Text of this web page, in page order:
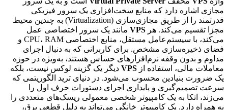
مجازی اشاره دارد که منابع سخت‌افزاری یک سرور فیزیکی
قدرتمند را از طریق مجازی‌سازی (Virtualization) به چندین محیط
مجزا تقسیم می‌کند. هر VPS مانند یک سرور اختصاصی عمل
می‌کند، با سیستم‌عامل مستقل، منابع اختصاصی CPU، RAM و
فضای ذخیره‌سازی مشخص. برای کاربرانی که به دنبال اجرای
مداوم و بدون وقفه نرم‌افزارهای حساس هستند، به‌ویژه در حوزه
معاملات مالی، استفاده از VPS دیگر یک گزینه لوکس نیست، بلکه
یک ضرورت بنیادین محسوب می‌شود. در دنیای ترید الگوریتمی که
سرعت تصمیم‌گیری و پایداری اجرای دستورات حرف اول را
می‌زند، اتکا به یک کامپیوتر شخصی معمولی ریسک‌های متعددی را
به همراه دارد. یک کامپیوتر خانگی می‌تواند به دلیل قطعی برق،